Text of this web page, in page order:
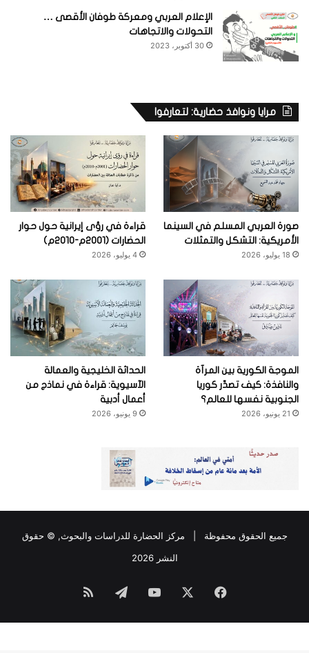
الإعلام العربي ومعركة طوفان الأقصى …
التحولات والاتجاهات
30 أكتوبر، 2023
مرايا ونوافذ حضارية: لتعارفوا
صورة العربي المسلم في السينما
الأمريكية: التشكل والتمثلات
18 يوليو، 2026
قراءة في رؤى إيرانية حول حوار
الحضارات (2001م-2010م)
4 يوليو، 2026
الموجة الكورية بين المرآة
والنافذة: كيف تصدِّر كوريا
الجنوبية نفسها للعالم؟
21 يونيو، 2026
الحداثة الخليجية والعمالة
الآسيوية: قراءة في نماذج من
أعمال أدبية
9 يونيو، 2026
جميع الحقوق محفوظة | مركز الحضارة للدراسات والبحوث, © حقوق
النشر 2026
فيسبوك ‫YouTubeتيلقرام
الموقع